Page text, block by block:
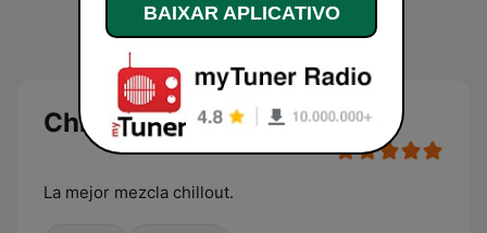
Chillout Ibiza FM
La mejor mezcla chillout.
BAIXAR APLICATIVO